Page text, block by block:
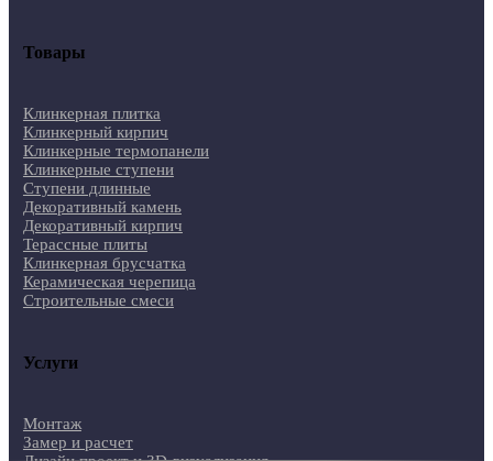
Товары
Клинкерная плитка
Клинкерный кирпич
Клинкерные термопанели
Клинкерные ступени
Ступени длинные
Декоративный камень
Декоративный кирпич
Терассные плиты
Клинкерная брусчатка
Керамическая черепица
Строительные смеси
Услуги
Монтаж
Замер и расчет